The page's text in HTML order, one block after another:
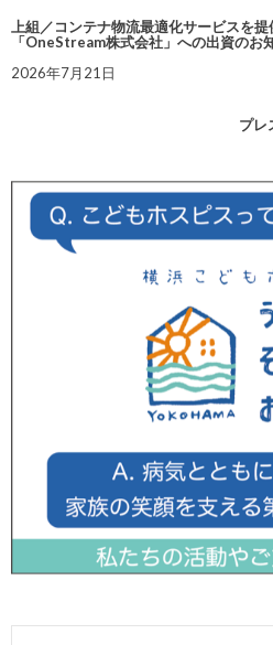
上組／コンテナ物流最適化サービスを
「OneStream株式会社」への出資のお
2026年7月21日
プレ